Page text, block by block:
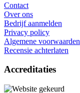
Contact
Over ons
Bedrijf aanmelden
Privacy policy
Algemene voorwaarden
Recensie achterlaten
Accreditaties